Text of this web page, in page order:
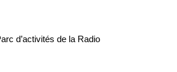
d’activités de la Radio